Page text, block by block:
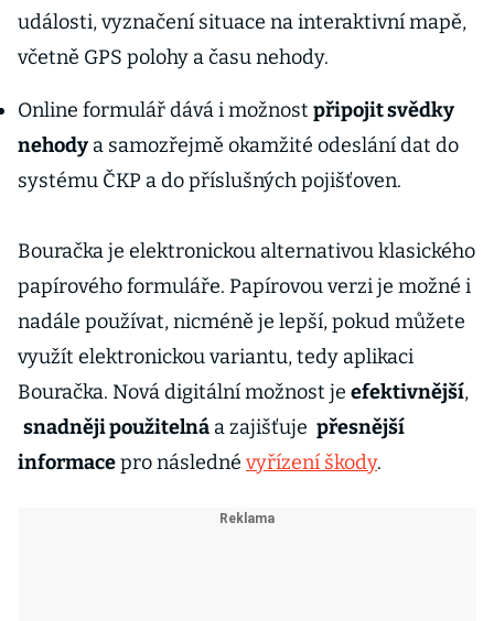
události, vyznačení situace na interaktivní mapě,
včetně GPS polohy a času nehody.
Online formulář dává i možnost připojit svědky
nehody a samozřejmě okamžité odeslání dat do
systému ČKP a do příslušných pojišťoven.
Bouračka je elektronickou alternativou klasického
papírového formuláře. Papírovou verzi je možné i
nadále používat, nicméně je lepší, pokud můžete
využít elektronickou variantu, tedy aplikaci
Bouračka. Nová digitální možnost je efektivnější,
snadněji použitelnáa zajišťuje přesnější
informacepro následné vyřízení škody.